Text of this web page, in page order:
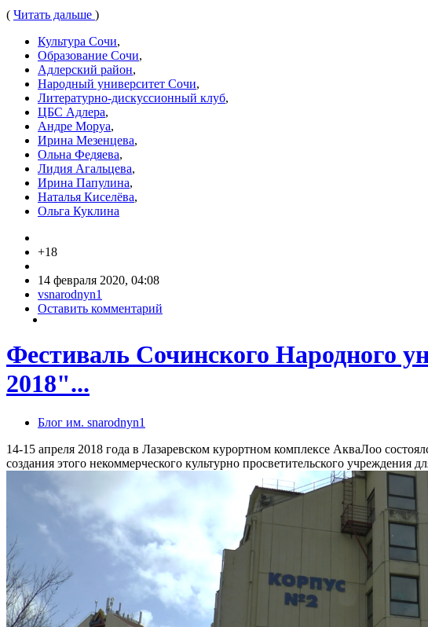
( Читать дальше )
Культура Сочи,
Образование Сочи,
Адлерский район,
Народный университет Сочи,
Литературно-дискуссионный клуб,
ЦБС Адлера,
Андре Моруа,
Ирина Мезенцева,
Ольна Федяева,
Лидия Агальцева,
Ирина Папулина,
Наталья Киселёва,
Ольга Куклина
+18
14 февраля 2020, 04:08
vsnarodnyn1
Оставить комментарий
Фестиваль Сочинского Народного
2018"...
Блог им. snarodnyn1
14-15 апреля 2018 года в Лазаревском курортном комплексе АкваЛоо
создания этого некоммерческого культурно просветительского учреждения